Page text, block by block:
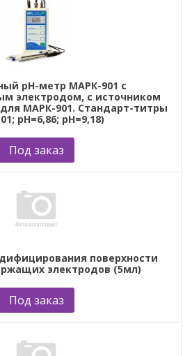
рН-метр МАРК-901 с
электродом, с источником
МАРК-901. Стандарт-титры
рН=6,86; рН=9,18)
Под заказ
поверхности
электродов (5мл)
Под заказ